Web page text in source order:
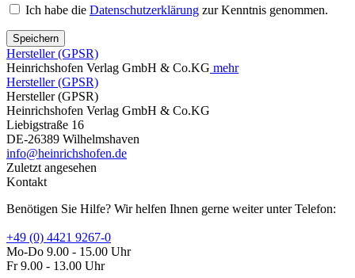
Ich habe die Datenschutzerklärung zur Kenntnis genommen.
Speichern
Hersteller (GPSR)
Heinrichshofen Verlag GmbH & Co.KG mehr
Hersteller (GPSR)
Hersteller (GPSR)
Heinrichshofen Verlag GmbH & Co.KG
Liebigstraße 16
DE-26389 Wilhelmshaven
info@heinrichshofen.de
Zuletzt angesehen
Kontakt
Benötigen Sie Hilfe? Wir helfen Ihnen gerne weiter unter Telefon:
+49 (0) 4421 9267-0
Mo-Do 9.00 - 15.00 Uhr
Fr 9.00 - 13.00 Uhr